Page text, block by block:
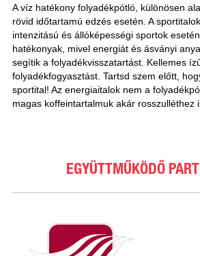
A víz hatékony folyadékpótló, különösen
rövid időtartamú edzés esetén. A
intenzitású és állóképességi sportok
hatékonyak, mivel energiát és ásványi
segítik a folyadékvisszatartást. Kellemes
folyadékfogyasztást. Tartsd szem előtt,
sportital! Az energiaitalok nem a
magas koffeintartalmuk akár rosszulléthez
EGYÜTTMŰKÖDŐ